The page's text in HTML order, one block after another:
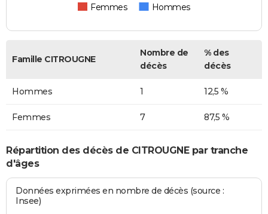
Femmes Hommes
Famille CITROUGNE
Nombre de
décès
% des
décès
Hommes 1 12,5 %
Femmes 7 87,5 %
Répartition des décès de CITROUGNE par tranche
d'âges
Données exprimées en nombre de décès (source :
Insee)